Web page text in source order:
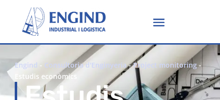
Engind - Consultoria d'Enginyeria-Project monitoring-
Estudis econòmics